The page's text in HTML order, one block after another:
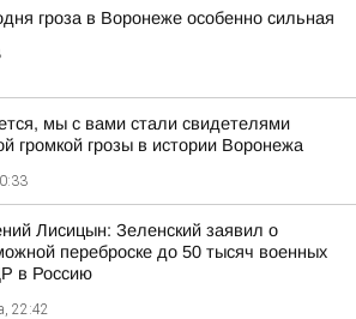
гроза в Воронеже особенно сильная
мы с вами стали свидетелями
громкой грозы в истории Воронежа
Лисицын: Зеленский заявил о
переброске до 50 тысяч военных
в Россию
22:42